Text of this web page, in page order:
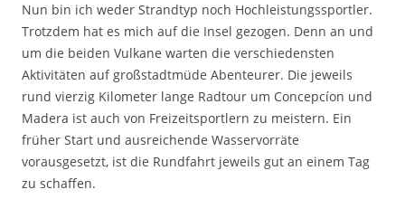
Nun bin ich weder Strandtyp noch Hochleistungssportler.
Trotzdem hat es mich auf die Insel gezogen. Denn an und
um die beiden Vulkane warten die verschiedensten
Aktivitäten auf großstadtmüde Abenteurer. Die jeweils
rund vierzig Kilometer lange Radtour um Concepcíon und
Madera ist auch von Freizeitsportlern zu meistern. Ein
früher Start und ausreichende Wasservorräte
vorausgesetzt, ist die Rundfahrt jeweils gut an einem Tag
zu schaffen.